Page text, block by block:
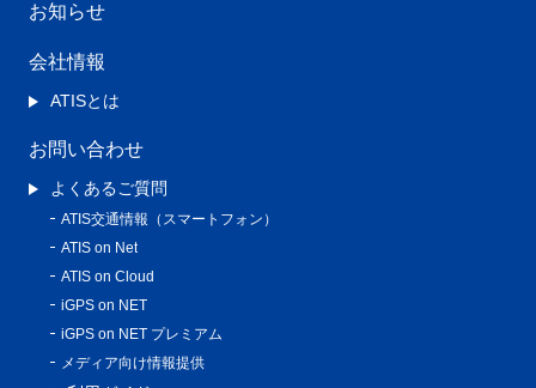
お知らせ
会社情報
ATISとは
お問い合わせ
よくあるご質問
ATIS交通情報（スマートフォン）
ATIS on Net
ATIS on Cloud
iGPS on NET
iGPS on NET プレミアム
メディア向け情報提供